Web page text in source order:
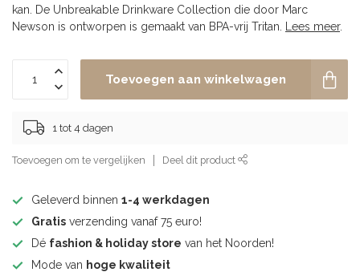
kan. De Unbreakable Drinkware Collection die door Marc
Newson is ontworpen is gemaakt van BPA-vrij Tritan.
Lees meer.
Toevoegen aan winkelwagen
1 tot 4 dagen
Toevoegen om te vergelijken Deel dit product
Geleverd binnen 1-4 werkdagen
Gratis verzending vanaf 75 euro!
Dé fashion & holiday store van het Noorden!
Mode van hoge kwaliteit